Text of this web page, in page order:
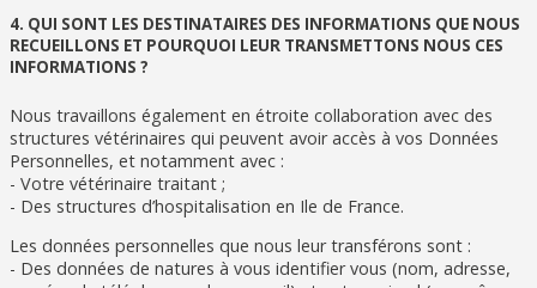
4. QUI SONT LES DESTINATAIRES DES INFORMATIONS QUE NOUS
RECUEILLONS ET POURQUOI LEUR TRANSMETTONS NOUS CES
INFORMATIONS ?
Nous travaillons également en étroite collaboration avec des
structures vétérinaires qui peuvent avoir accès à vos Données
Personnelles, et notamment avec :
- Votre vétérinaire traitant ;
- Des structures d’hospitalisation en Ile de France.
Les données personnelles que nous leur transférons sont :
- Des données de natures à vous identifier vous (nom, adresse,